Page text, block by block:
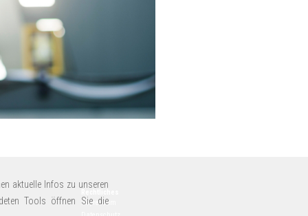
Impressum
aktuelle Infos zu unseren
Tools öffnen Sie die